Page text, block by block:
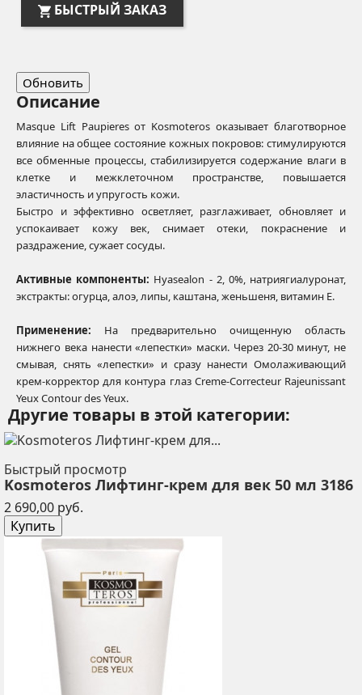
БЫСТРЫЙ ЗАКАЗ
Описание
Masque Lift Paupieres от Kosmoteros оказывает благотворное
влияние на общее состояние кожных покровов: стимулируются
все обменные процессы, стабилизируется содержание влаги в
клетке и межклеточном пространстве, повышается
эластичность и упругость кожи.
Быстро и эффективно осветляет, разглаживает, обновляет и
успокаивает кожу век, снимает отеки, покраснение и
раздражение, сужает сосуды.
Активные компоненты: Hyasealon - 2, 0%, натриягиалуронат,
экстракты: огурца, алоэ, липы, каштана, женьшеня, витамин Е.
Применение: На предварительно очищенную область
нижнего века нанести «лепестки» маски. Через 20-30 минут, не
смывая, снять «лепестки» и сразу нанести Омолаживающий
крем-корректор для контура глаз Creme-Correcteur Rajeunissant
Yeux Contour des Yeux.
Другие товары в этой категории:
Быстрый просмотр
Kosmoteros Лифтинг-крем для век 50 мл 3186
2 690,00 руб.
Купить